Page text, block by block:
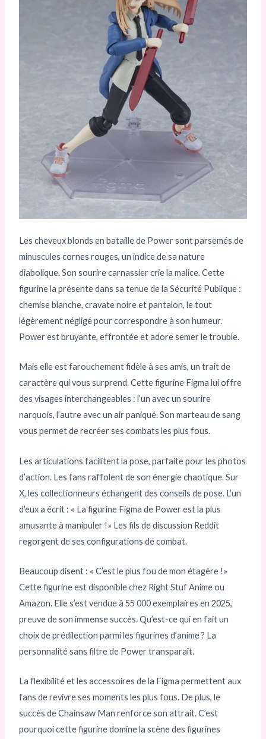
Les cheveux blonds en bataille de Power sont parsemés de
minuscules cornes rouges, un indice de sa nature
diabolique. Son sourire carnassier crie la malice. Cette
figurine la présente dans sa tenue de la Sécurité Publique :
chemise blanche, cravate noire et pantalon, le tout
légèrement négligé pour correspondre à son humeur.
Power est bruyante, effrontée et adore semer le trouble.
Mais elle est farouchement fidèle à ses amis, un trait de
caractère qui vous surprend. Cette figurine Figma lui offre
des visages interchangeables : l’un avec un sourire
narquois, l’autre avec un air paniqué. Son marteau de sang
vous permet de recréer ses combats les plus fous.
Les articulations facilitent la pose, parfaite pour les photos
d’action. Les fans raffolent de son énergie chaotique. Sur
X, les collectionneurs échangent des conseils de pose. L’un
d’eux a écrit : « La figurine Figma de Power est la plus
amusante à manipuler !» Les fils de discussion Reddit
regorgent de ses configurations de combat.
Beaucoup disent : « C’est le plus fou de mon étagère !»
Cette figurine est disponible chez Right Stuf Anime ou
Amazon. Elle s’est vendue à 55 000 exemplaires en 2025,
preuve de son immense succès. Qu’est-ce qui en fait un
choix de prédilection parmi les figurines d’anime ? La
personnalité sans filtre de Power transparaît.
La flexibilité et les accessoires de la Figma permettent aux
fans de revivre ses moments les plus fous. De plus, le
succès de Chainsaw Man renforce son attrait. C’est
pourquoi cette figurine domine la scène des figurines